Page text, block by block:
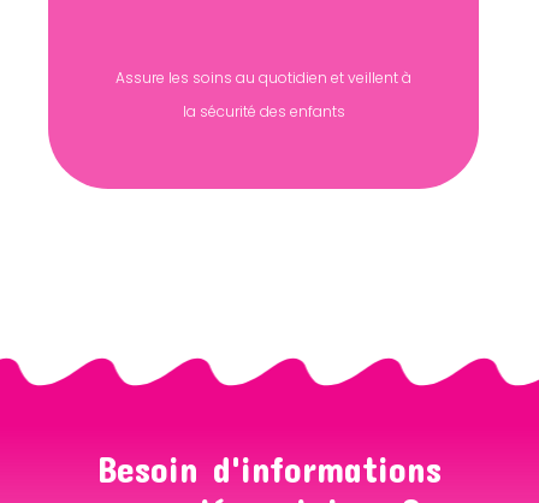
Assure les soins au quotidien et veillent à
la sécurité des enfants
Besoin d'informations